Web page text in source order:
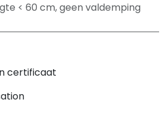
< 60 cm, geen valdemping
certificaat